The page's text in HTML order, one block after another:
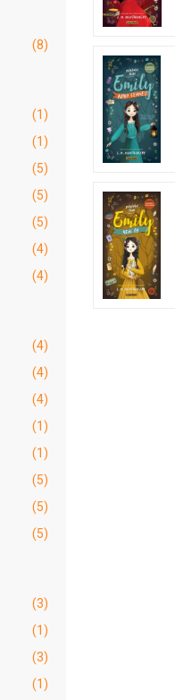
(8)
(1)
(1)
(5)
(5)
(5)
(4)
(4)
(4)
(4)
(4)
(1)
(1)
(5)
(5)
(5)
(3)
(1)
(3)
(1)